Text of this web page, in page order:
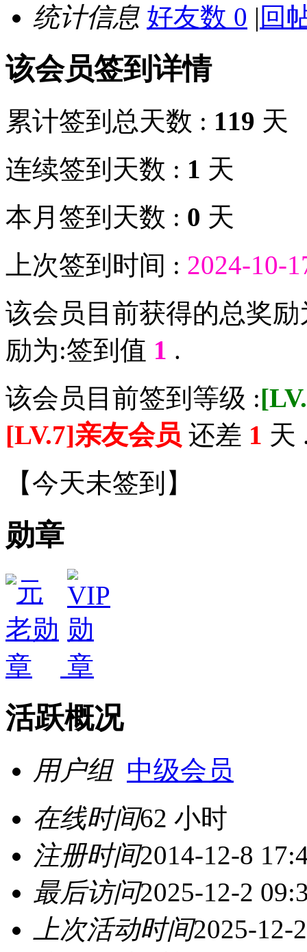
统计信息 好友数 0 | 回
该会员签到详情
累计签到总天数 : 119 天
连续签到天数 : 1 天
本月签到天数 : 0 天
上次签到时间 : 2024-10-
该会员目前获得的总奖
励为:签到值 1 .
该会员目前签到等级 :
[LV.7]亲友会员 还差 1 天
【今天未签到 】
勋章
活跃概况
用户组 中级会员
在线时间62 小时
注册时间2014-12-8
最后访问2025-12-2
上次活动时间2025-12-